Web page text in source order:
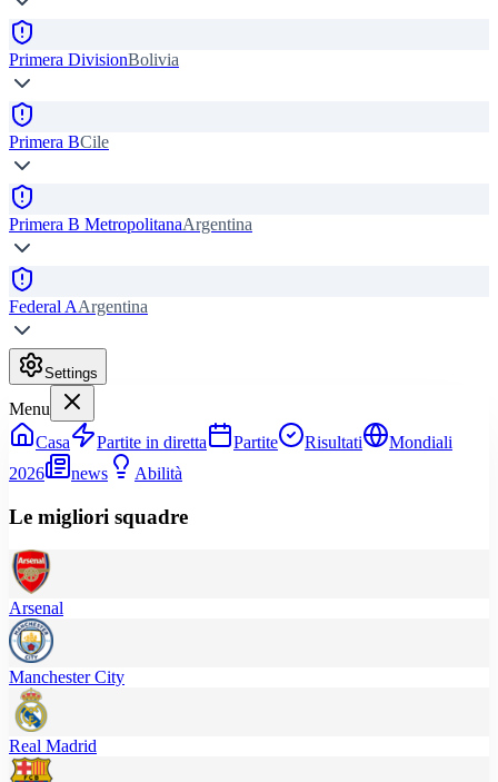
Primera DivisionBolivia
Primera BCile
Primera B MetropolitanaArgentina
Federal AArgentina
Settings
Menu
Casa
Partite in diretta Partite Risultati
Mondiali
2026
news Abilità
Le migliori squadre
Arsenal
Manchester City
Real Madrid